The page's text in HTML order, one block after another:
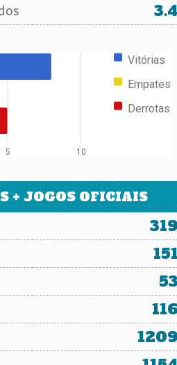
Vitórias
Empates
Derrotas
5 10
+ JOGOS OFICIAIS